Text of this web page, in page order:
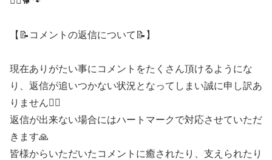
【📝コメントの返信について📝】
現在ありがたい事にコメントをたくさん頂けるようにな
り、返信が追いつかない状況となってしまい誠に申し訳あ
りません🤦‍♂️
返信が出来ない場合にはハートマークで対応させていただ
きます🙏
皆様からいただいたコメントに癒されたり、支えられたり